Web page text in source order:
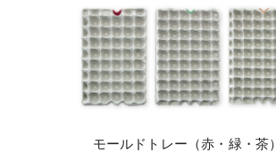
モールドトレー（赤・緑・茶）